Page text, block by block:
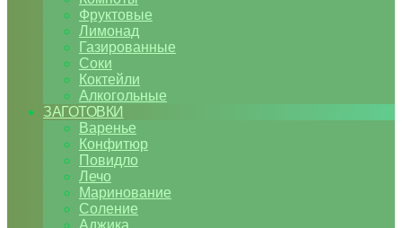
Фруктовые
Лимонад
Газированные
Соки
Коктейли
Алкогольные
ЗАГОТОВКИ
Варенье
Конфитюр
Повидло
Лечо
Маринование
Соление
Аджика